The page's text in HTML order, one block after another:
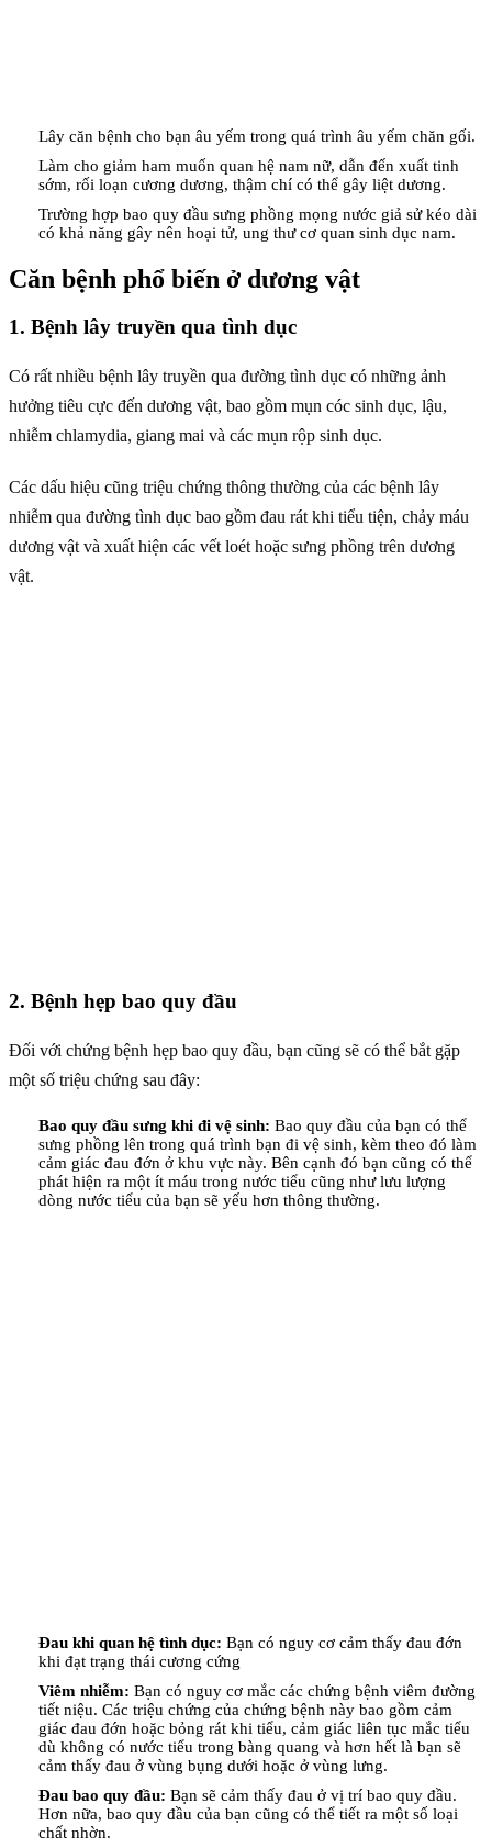
Lây căn bệnh cho bạn âu yếm trong quá trình âu yếm chăn gối.
Làm cho giảm ham muốn quan hệ nam nữ, dẫn đến xuất tinh
sớm, rối loạn cương dương, thậm chí có thể gây liệt dương.
Trường hợp bao quy đầu sưng phồng mọng nước giả sử kéo dài
có khả năng gây nên hoại tử, ung thư cơ quan sinh dục nam.
Căn bệnh phổ biến ở dương vật
1. Bệnh lây truyền qua tình dục
Có rất nhiều bệnh lây truyền qua đường tình dục có những ảnh
hưởng tiêu cực đến dương vật, bao gồm mụn cóc sinh dục, lậu,
nhiễm chlamydia, giang mai và các mụn rộp sinh dục.
Các dấu hiệu cũng triệu chứng thông thường của các bệnh lây
nhiễm qua đường tình dục bao gồm đau rát khi tiểu tiện, chảy máu
dương vật và xuất hiện các vết loét hoặc sưng phồng trên dương
vật.
2. Bệnh hẹp bao quy đầu
Đối với chứng bệnh hẹp bao quy đầu, bạn cũng sẽ có thể bắt gặp
một số triệu chứng sau đây:
Bao quy đầu sưng khi đi vệ sinh: Bao quy đầu của bạn có thể
sưng phồng lên trong quá trình bạn đi vệ sinh, kèm theo đó làm
cảm giác đau đớn ở khu vực này. Bên cạnh đó bạn cũng có thể
phát hiện ra một ít máu trong nước tiểu cũng như lưu lượng
dòng nước tiểu của bạn sẽ yếu hơn thông thường.
Đau khi quan hệ tình dục: Bạn có nguy cơ cảm thấy đau đớn
khi đạt trạng thái cương cứng
Viêm nhiễm: Bạn có nguy cơ mắc các chứng bệnh viêm đường
tiết niệu. Các triệu chứng của chứng bệnh này bao gồm cảm
giác đau đớn hoặc bỏng rát khi tiểu, cảm giác liên tục mắc tiểu
dù không có nước tiểu trong bàng quang và hơn hết là bạn sẽ
cảm thấy đau ở vùng bụng dưới hoặc ở vùng lưng.
Đau bao quy đầu: Bạn sẽ cảm thấy đau ở vị trí bao quy đầu.
Hơn nữa, bao quy đầu của bạn cũng có thể tiết ra một số loại
chất nhờn.